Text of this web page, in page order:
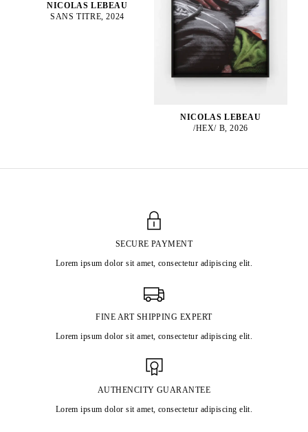
NICOLAS LEBEAU
SANS TITRE, 2024
NICOLAS LEBEAU
/HEX/ B, 2026
SECURE PAYMENT
Lorem ipsum dolor sit amet, consectetur adipiscing elit.
FINE ART SHIPPING EXPERT
Lorem ipsum dolor sit amet, consectetur adipiscing elit.
AUTHENCITY GUARANTEE
Lorem ipsum dolor sit amet, consectetur adipiscing elit.